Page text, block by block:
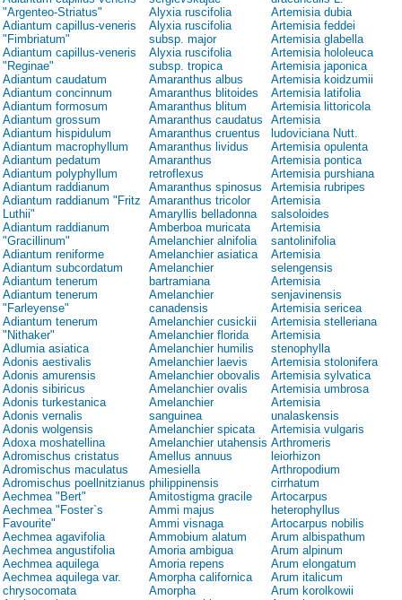
"Argenteo-Striatus"
Adiantum capillus-veneris
"Fimbriatum"
Adiantum capillus-veneris
"Reginae"
Adiantum caudatum
Adiantum concinnum
Adiantum formosum
Adiantum grossum
Adiantum hispidulum
Adiantum macrophyllum
Adiantum pedatum
Adiantum polyphyllum
Adiantum raddianum
Adiantum raddianum "Fritz
Luthii"
Adiantum raddianum
"Gracillinum"
Adiantum reniforme
Adiantum subcordatum
Adiantum tenerum
Adiantum tenerum
"Farleyense"
Adiantum tenerum
"Nithaker"
Adlumia asiatica
Adonis aestivalis
Adonis amurensis
Adonis sibiricus
Adonis turkestanica
Adonis vernalis
Adonis wolgensis
Adoxa moshatellina
Adromischus cristatus
Adromischus maculatus
Adromischus poellnitzianus
Aechmea "Bert"
Aechmea "Foster`s
Favourite"
Aechmea agavifolia
Aechmea angustifolia
Aechmea aquilega
Aechmea aquilega var.
chrysocomata
Alyxia ruscifolia
Alyxia ruscifolia
subsp. major
Alyxia ruscifolia
subsp. tropica
Amaranthus albus
Amaranthus blitoides
Amaranthus blitum
Amaranthus caudatus
Amaranthus cruentus
Amaranthus lividus
Amaranthus
retroflexus
Amaranthus spinosus
Amaranthus tricolor
Amaryllis belladonna
Amberboa muricata
Amelanchier alnifolia
Amelanchier asiatica
Amelanchier
bartramiana
Amelanchier
canadensis
Amelanchier cusickii
Amelanchier florida
Amelanchier humilis
Amelanchier laevis
Amelanchier obovalis
Amelanchier ovalis
Amelanchier
sanguinea
Amelanchier spicata
Amelanchier utahensis
Amellus annuus
Amesiella
philippinensis
Amitostigma gracile
Ammi majus
Ammi visnaga
Ammobium alatum
Amoria ambigua
Amoria repens
Amorpha californica
Amorpha
Artemisia dubia
Artemisia feddei
Artemisia glabella
Artemisia hololeuca
Artemisia japonica
Artemisia koidzumii
Artemisia latifolia
Artemisia littoricola
Artemisia
ludoviciana Nutt.
Artemisia opulenta
Artemisia pontica
Artemisia purshiana
Artemisia rubripes
Artemisia
salsoloides
Artemisia
santolinifolia
Artemisia
selengensis
Artemisia
senjavinensis
Artemisia sericea
Artemisia stelleriana
Artemisia
stenophylla
Artemisia stolonifera
Artemisia sylvatica
Artemisia umbrosa
Artemisia
unalaskensis
Artemisia vulgaris
Arthromeris
leiorhizon
Arthropodium
cirrhatum
Artocarpus
heterophyllus
Artocarpus nobilis
Arum albispathum
Arum alpinum
Arum elongatum
Arum italicum
Arum korolkowii